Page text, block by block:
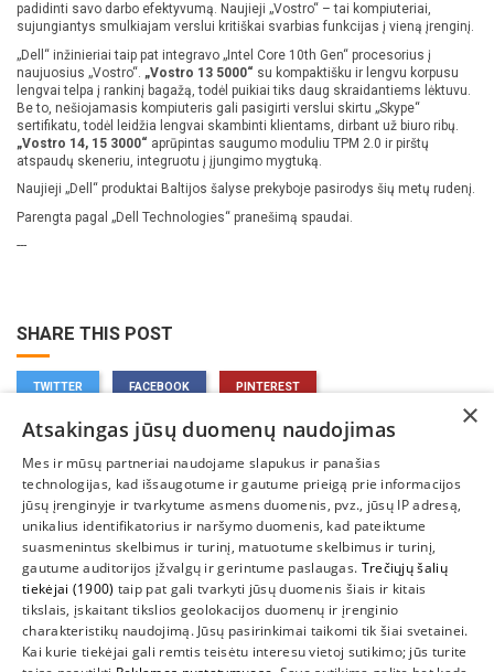
padidinti savo darbo efektyvumą. Naujieji „Vostro“ – tai kompiuteriai,
sujungiantys smulkiajam verslui kritiškai svarbias funkcijas į vieną įrenginį.
„Dell“ inžinieriai taip pat integravo „Intel Core 10th Gen“ procesorius į
naujuosius „Vostro“. „Vostro 13 5000“ su kompaktišku ir lengvu korpusu
lengvai telpa į rankinį bagažą, todėl puikiai tiks daug skraidantiems lėktuvu.
Be to, nešiojamasis kompiuteris gali pasigirti verslui skirtu „Skype“
sertifikatu, todėl leidžia lengvai skambinti klientams, dirbant už biuro ribų.
„Vostro 14, 15 3000“ aprūpintas saugumo moduliu TPM 2.0 ir pirštų
atspaudų skeneriu, integruotu į įjungimo mygtuką.
Naujieji „Dell“ produktai Baltijos šalyse prekyboje pasirodys šių metų rudenį.
Parengta pagal „Dell Technologies“ pranešimą spaudai.
---
SHARE THIS POST
TWITTER FACEBOOK PINTEREST
INFORMACIJA
SUSIEKITE
×
Atsakingas jūsų duomenų naudojimas
Mes ir mūsų partneriai naudojame slapukus ir panašias
technologijas, kad išsaugotume ir gautume prieigą prie informacijos
jūsų įrenginyje ir tvarkytume asmens duomenis, pvz., jūsų IP adresą,
unikalius identifikatorius ir naršymo duomenis, kad pateiktume
suasmenintus skelbimus ir turinį, matuotume skelbimus ir turinį,
gautume auditorijos įžvalgų ir gerintume paslaugas. Trečiųjų šalių
tiekėjai (1900) taip pat gali tvarkyti jūsų duomenis šiais ir kitais
tikslais, įskaitant tikslios geolokacijos duomenų ir įrenginio
charakteristikų naudojimą. Jūsų pasirinkimai taikomi tik šiai svetainei.
Kai kurie tiekėjai gali remtis teisėtu interesu vietoj sutikimo; jūs turite